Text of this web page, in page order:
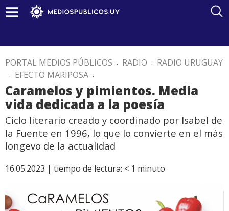
PORTAL MEDIOS PÚBLICOS . RADIO . RADIO URUGUAY
. EFECTO MARIPOSA .
Caramelos y pimientos. Media
vida dedicada a la poesía
Ciclo literario creado y coordinado por Isabel de
la Fuente en 1996, lo que lo convierte en el más
longevo de la actualidad
16.05.2023 | tiempo de lectura: < 1 minuto